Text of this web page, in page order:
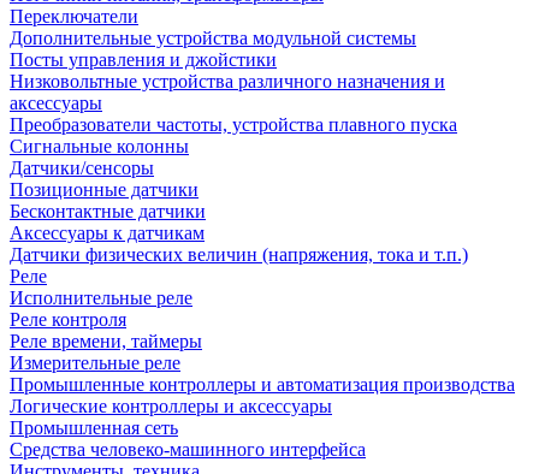
Переключатели
Дополнительные устройства модульной системы
Посты управления и джойстики
Низковольтные устройства различного назначения и
аксессуары
Преобразователи частоты, устройства плавного пуска
Сигнальные колонны
Датчики/сенсоры
Позиционные датчики
Бесконтактные датчики
Аксессуары к датчикам
Датчики физических величин (напряжения, тока и т.п.)
Реле
Исполнительные реле
Реле контроля
Реле времени, таймеры
Измерительные реле
Промышленные контроллеры и автоматизация производства
Логические контроллеры и аксессуары
Промышленная сеть
Средства человеко-машинного интерфейса